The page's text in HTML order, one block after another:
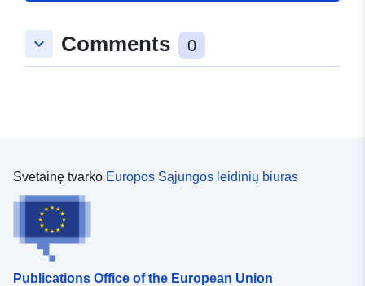
keyboard_arrow_down Comments 0
Svetainę tvarko Europos Sąjungos leidinių biuras
Publications Office of the European Union